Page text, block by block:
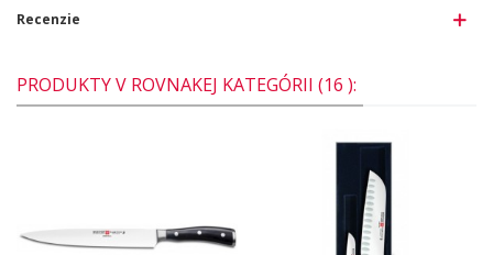
Recenzie
PRODUKTY V ROVNAKEJ KATEGÓRII (16 ):